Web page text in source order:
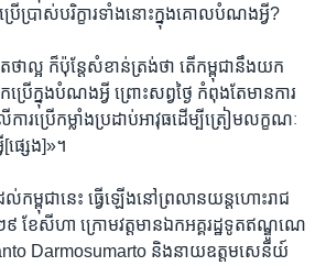
ើប្រាស់​បរិក្ខារ​ទាំង​នោះ​ក្នុង​គោល​បំណង​អ្វី?​
ថា​ល្អ ​ក៏​ប៉ុន្តែ​សំខាន់​ត្រង់​ថា​ តើ​កម្ពុជា​នឹង​យក​
ក្នុង​បំណង​អ្វី ​ព្រោះ​សព្វ​ថ្ងៃ ​កំពុង​តែ​មាន​ការ​
ារ​ប្រើ​កម្លាំង​ប្រដាប់​អាវុធ​ដើម្បី​ត្រៀម​លក្ខណៈ​
​[ផ្សេង]»។​
ល់​កម្ពុជា​នេះ​ ​ធ្វើ​ឡើង​នៅ​ព្រលាន​យន្ត​ហោះ​រាជ​
៩ ​ខែ​សីហា ​ក្រោម​វត្តមាន​ឯកអគ្គ​រដ្ឋទូត​ឥណ្ឌូណេ
Darmosumarto ​និង​នាយ​ឧត្តម​សេនីយ៍